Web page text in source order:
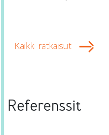
Kaikki ratkaisut
Referenssit